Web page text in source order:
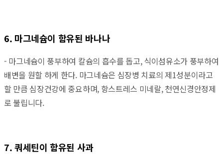
6. 마그네슘이 함유된 바나나
- 마그네슘이 풍부하여 칼슘의 흡수를 돕고, 식이섬유소가 풍부하여
배변을 원할 하게 한다. 마그네슘은 심장병 치료의 제1성분이라고
할 만큼 심장건강에 중요하며, 항스트레스 미네랄, 천연신경안정제
로 불립니다.
7. 쿼세틴이 함유된 사과